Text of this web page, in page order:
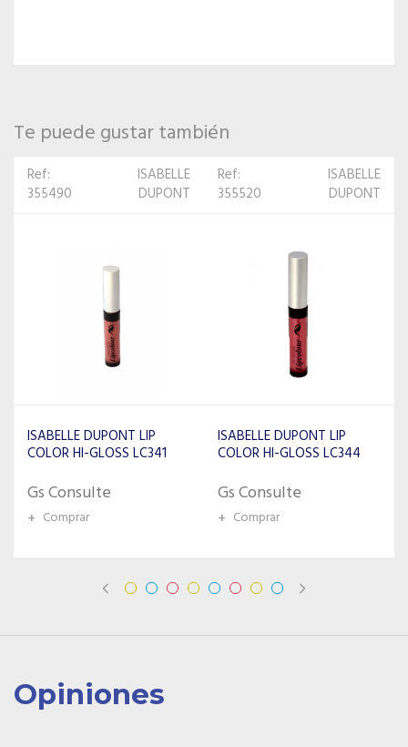
Te puede gustar también
Ref:
355520
ISABELLE
DUPONT
ISABELLE DUPONT LIP
COLOR HI-GLOSS LC344
Gs Consulte
+ Comprar
Ref:
354950
ISABELLE
DUPONT
ISABELLE DUPONT LIP
CREAM VELVET MATTE
Gs Consulte
Opiniones